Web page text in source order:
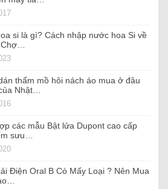
si là gì? Cách nhập nước hoa Si về
Chợ…
thấm mồ hôi nách áo mua ở đâu
Nhật…
các mẫu Bật lửa Dupont cao cấp
sưu…
Điện Oral B Có Mấy Loại ? Nên Mua